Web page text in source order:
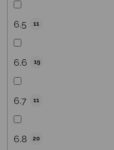
6.5 11
6.6 19
6.7 11
6.8 20